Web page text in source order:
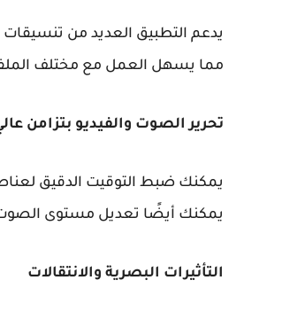
مما يسهل العمل مع مختلف
تحرير الصوت والفيديو بتزامن
يمكنك ضبط التوقيت الدقيق
يمكنك أيضًا تعديل مستوى
التأثيرات البصرية والانتقالات